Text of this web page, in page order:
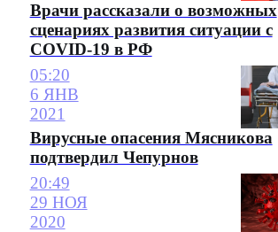
Врачи рассказали о возможных
сценариях развития ситуации с
COVID-19 в РФ
05:20
6 ЯНВ
2021
Вирусные опасения Мясникова
подтвердил Чепурнов
20:49
29 НОЯ
2020